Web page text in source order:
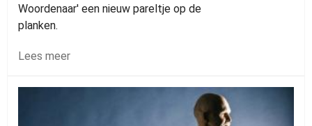
Woordenaar' een nieuw pareltje op de
planken.
Lees meer